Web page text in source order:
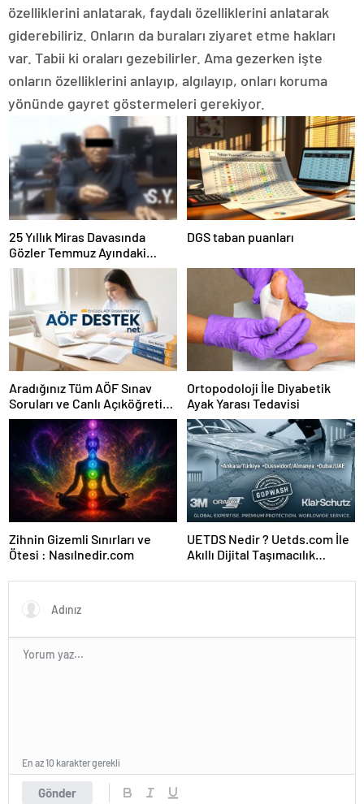
özelliklerini anlatarak, faydalı özelliklerini anlatarak
giderebiliriz. Onların da buraları ziyaret etme hakları
var. Tabii ki oraları gezebilirler. Ama gezerken işte
onların özelliklerini anlayıp, algılayıp, onları koruma
yönünde gayret göstermeleri gerekiyor.
25 Yıllık Miras Davasında
Gözler Temmuz Ayındaki
Karar Duruşmasına Çevrildi
DGS taban puanları
Aradığınız Tüm AÖF Sınav
Soruları ve Canlı Açıköğretim
Forumu Burada
Ortopodoloji İle Diyabetik
Ayak Yarası Tedavisi
Zihnin Gizemli Sınırları ve
Ötesi : Nasılnedir.com
UETDS Nedir ? Uetds.com İle
Akıllı Dijital Taşımacılık
Gönder
En az 10 karakter gerekli